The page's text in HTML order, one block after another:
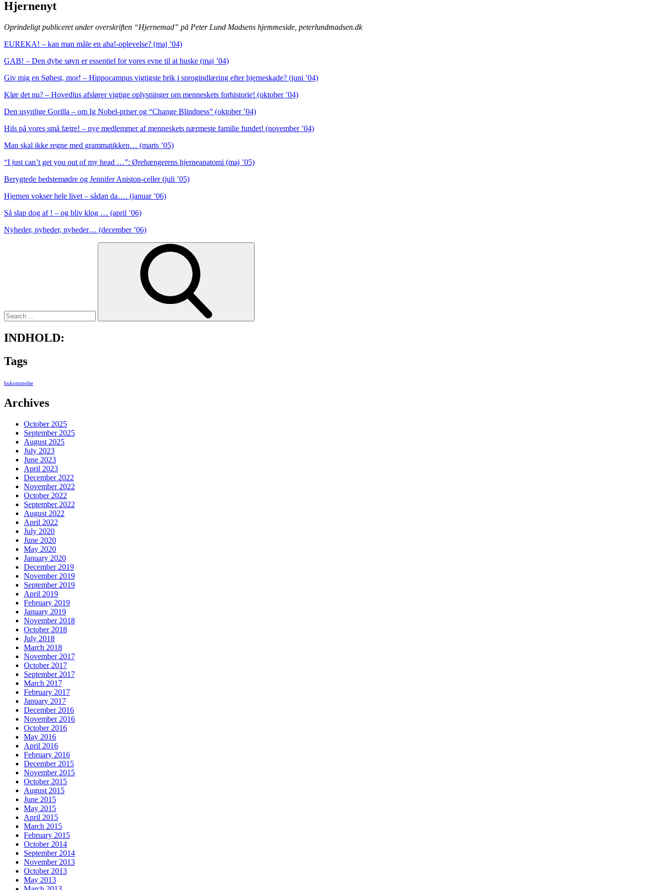
Hjernenyt
Oprindeligt publiceret under overskriften “Hjernemad” på Peter Lund Madsens hjemmeside, peterlundmadsen.dk
EUREKA! – kan man måle en aha!-oplevelse? (maj ’04)
GAB! – Den dybe søvn er essentiel for vores evne til at huske (maj ’04)
Giv mig en Søhest, mor! – Hippocampus vigtigste brik i sprogindlæring efter hjerneskade? (juni ’04)
Klør det nu? – Hovedlus afslører vigtige oplysninger om menneskets forhistorie! (oktober ’04)
Den usynlige Gorilla – om Ig Nobel-priser og “Change Blindness” (oktober ’04)
Hils på vores små fætre! – nye medlemmer af menneskets nærmeste familie fundet! (november ’04)
Man skal ikke regne med grammatikken… (marts ’05)
“I just can’t get you out of my head …”: Ørehængerens hjerneanatomi (maj ’05)
Berygtede bedstemødre og Jennifer Aniston-celler (juli ’05)
Hjernen vokser hele livet – sådan da…. (januar ’06)
Så slap dog af ! – og bliv klog … (april ’06)
Nyheder, nyheder, nyheder… (december ’06)
INDHOLD:
Tags
hukommelse
Archives
October 2025
September 2025
August 2025
July 2023
June 2023
April 2023
December 2022
November 2022
October 2022
September 2022
August 2022
April 2022
July 2020
June 2020
May 2020
January 2020
December 2019
November 2019
September 2019
April 2019
February 2019
January 2019
November 2018
October 2018
July 2018
March 2018
November 2017
October 2017
September 2017
March 2017
February 2017
January 2017
December 2016
November 2016
October 2016
May 2016
April 2016
February 2016
December 2015
November 2015
October 2015
August 2015
June 2015
May 2015
April 2015
March 2015
February 2015
October 2014
September 2014
November 2013
October 2013
May 2013